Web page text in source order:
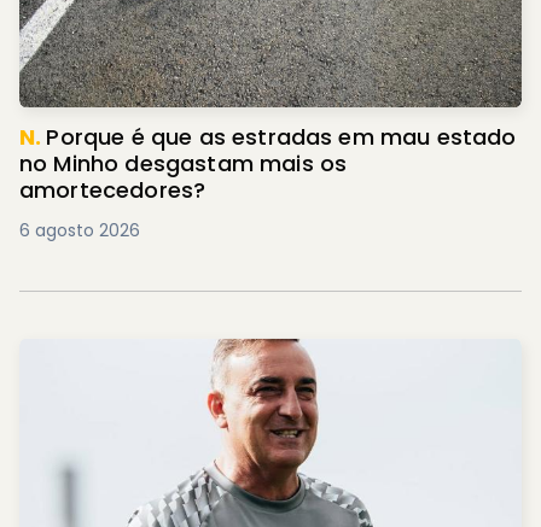
N. Porque é que as estradas em mau estado
no Minho desgastam mais os
amortecedores?
6 agosto 2026